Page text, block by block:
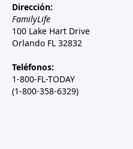
Dirección:
FamilyLife
100 Lake Hart Drive
Orlando FL 32832
Teléfonos:
1-800-FL-TODAY
(1-800-358-6329)